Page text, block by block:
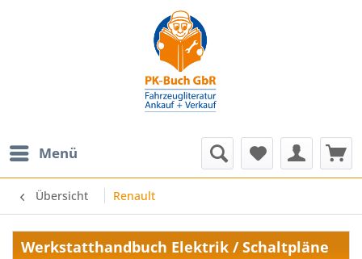
Menü
Übersicht Renault
Werkstatthandbuch Elektrik / Schaltpläne